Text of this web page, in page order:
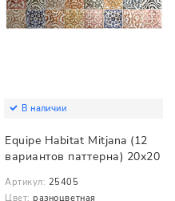
В наличии
Equipe Habitat Mitjana (12
вариантов паттерна) 20x20
Артикул: 25405
Цвет: разноцветная